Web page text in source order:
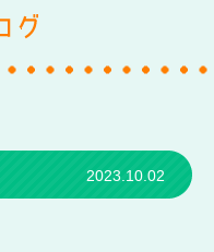
2023.10.02